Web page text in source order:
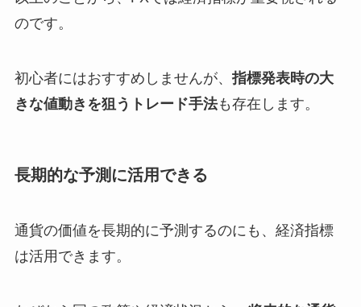
のです。
初心者にはおすすめしませんが、 指標発表時の大
きな値動きを狙うトレード手法も存在します。
長期的な予測に活用できる
通貨の価値を長期的に予測するのにも、経済指標
は活用できます。